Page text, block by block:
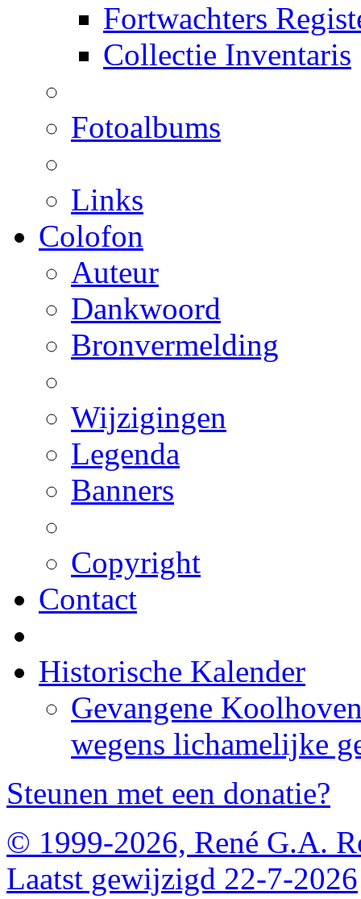
Fortwachters
Collectie Inventaris
Fotoalbums
Links
Colofon
Auteur
Dankwoord
Bronvermelding
Wijzigingen
Legenda
Banners
Copyright
Contact
Historische Kalender
Gevangene
wegens lichamelijke
Steunen met een donatie?
© 1999-2026, René G.A.
Laatst gewijzigd 22-7-2026